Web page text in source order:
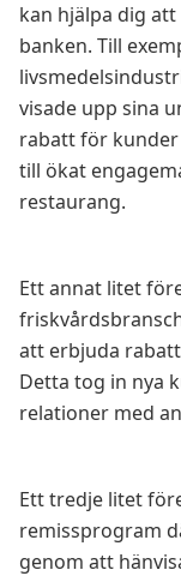
kan hjälpa dig
banken. Till
visade upp sina
rabatt för kunder
till ökat
restaurang.
Ett annat litet
att erbjuda
Detta tog in nya
relationer med
Ett tredje litet
remissprogram
genom att